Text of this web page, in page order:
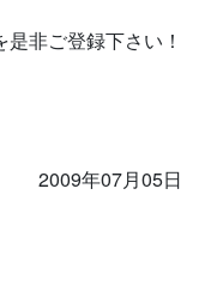
非ご登録下さい！
2009年07月05日